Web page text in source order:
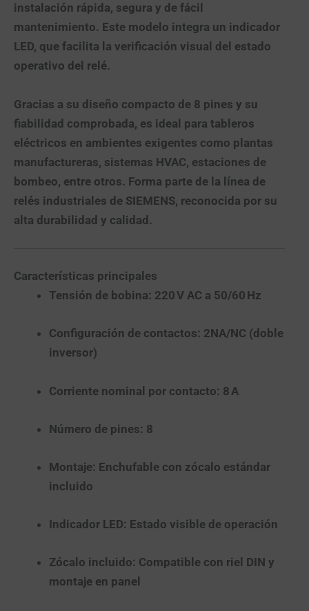
instalación rápida, segura y de fácil
mantenimiento. Este modelo integra un indicador
LED, que facilita la verificación visual del estado
operativo del relé.
Gracias a su diseño compacto de 8 pines y su
fiabilidad comprobada, es ideal para tableros
eléctricos en ambientes exigentes como plantas
manufactureras, sistemas HVAC, estaciones de
bombeo, entre otros. Forma parte de la línea de
relés industriales de SIEMENS, reconocida por su
alta durabilidad y calidad.
Características principales
Tensión de bobina: 220 V AC a 50/60 Hz
Configuración de contactos: 2NA/NC (doble
inversor)
Corriente nominal por contacto: 8 A
Número de pines: 8
Montaje: Enchufable con zócalo estándar
incluido
Indicador LED: Estado visible de operación
Zócalo incluido: Compatible con riel DIN y
montaje en panel